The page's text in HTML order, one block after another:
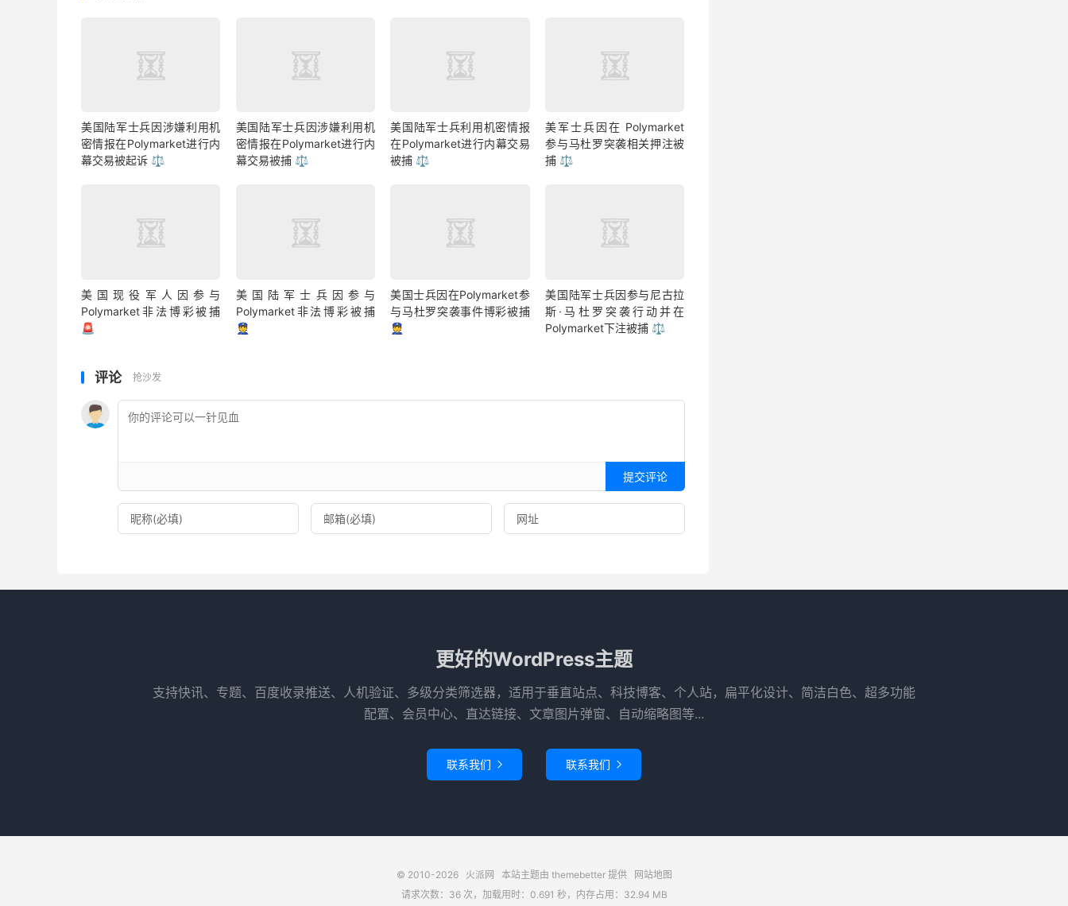
美国陆军士兵因涉嫌利用机
密情报在Polymarket进行内
幕交易被起诉 ⚖️
美国陆军士兵因涉嫌利用机
密情报在Polymarket进行内
幕交易被捕 ⚖️
美国陆军士兵利用机密情报
在Polymarket进行内幕交易
被捕 ⚖️
美军士兵因在 Polymarket
参与马杜罗突袭相关押注被
捕 ⚖️
美国现役军人因参与
Polymarket非法博彩被捕
🚨
美国陆军士兵因参与
Polymarket非法博彩被捕
👮
美国士兵因在Polymarket参
与马杜罗突袭事件博彩被捕
👮
美国陆军士兵因参与尼古拉
斯·马杜罗突袭行动并在
Polymarket下注被捕 ⚖️
评论 抢沙发
提交评论
更好的WordPress主题
支持快讯、专题、百度收录推送、人机验证、多级分类筛选器，适用于垂直站点、科技博客、个人站，扁平化设计、简洁白色、超多功能
配置、会员中心、直达链接、文章图片弹窗、自动缩略图等...
联系我们  联系我们 
© 2010-2026 火派网 本站主题由 themebetter提供 网站地图
请求次数：36 次，加载用时：0.691 秒，内存占用：32.94 MB